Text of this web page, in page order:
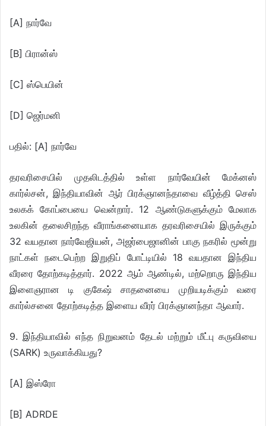
[A] நார்வே
[B] பிரான்ஸ்
[C] ஸ்பெயின்
[D] ஜெர்மனி
பதில்: [A] நார்வே
தரவரிசையில் முதலிடத்தில் உள்ள நார்வேயின் மேக்னஸ்
கார்ல்சன், இந்தியாவின் ஆர் பிரக்ஞானந்தாவை வீழ்த்தி செஸ்
உலகக் கோப்பையை வென்றார். 12 ஆண்டுகளுக்கும் மேலாக
உலகின் தலைசிறந்த வீராங்கனையாக தரவரிசையில் இருக்கும்
32 வயதான நார்வேஜியன், அஜர்பைஜானின் பாகு நகரில் மூன்று
நாட்கள் நடைபெற்ற இறுதிப் போட்டியில் 18 வயதான இந்திய
வீரரை தோற்கடித்தார். 2022 ஆம் ஆண்டில், மற்றொரு இந்திய
இளைஞரான டி குகேஷ் சாதனையை முறியடிக்கும் வரை
கார்ல்சனை தோற்கடித்த இளைய வீரர் பிரக்ஞானந்தா ஆவார்.
9. இந்தியாவில் எந்த நிறுவனம் தேடல் மற்றும் மீட்பு கருவியை
(SARK) உருவாக்கியது?
[A] இஸ்ரோ
[B] ADRDE